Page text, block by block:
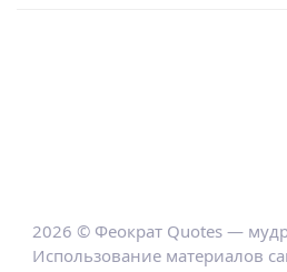
2026 © Феократ Quotes —
Использование материалов